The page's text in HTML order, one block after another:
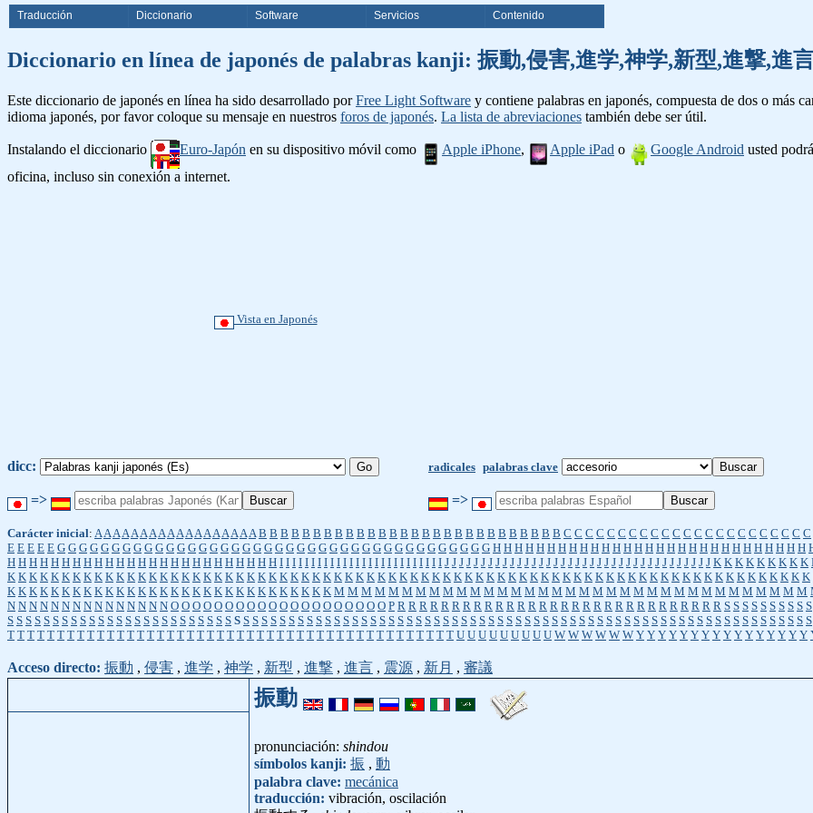
Traducción Diccionario Software Servicios Contenido
Diccionario en línea de japonés de palabras kanji: 振動,侵害,進学,神学,新型,進撃,進
Este diccionario de japonés en línea ha sido desarrollado porFree Light Software y contiene palabras en japonés, compuesta de dos o más
idioma japonés, por favor coloque su mensaje en nuestros foros de japonés. La lista de abreviaciones también debe ser útil.
Instalando el diccionario Euro-Japón en su dispositivo móvil como Apple iPhone, Apple iPad o Google Android usted
oficina, incluso sin conexión a internet.
Vista en Japonés
dicc: radicales palabras clave
=> =>
Carácter inicial: A A A A A A A A A A A A A A A A A A B B B B B B B B B B B B B B B B B B B B B B B B B B B B C C C C C C C C C C C C C C C C C C C C C C C
E E E E E G G G G G G G G G G G G G G G G G G G G G G G G G G G G G G G G G G G G G G G G H H H H H H H H H H H H H H H H H H H H H H H H H H H H H
H H H H H H H H H H H H H H H H H H H H H H H H H I I I I I I I I I I I I I I I I I I I I I I I I I I J J J J J J J J J J J J J J J J J J J J J J J J J J J J J J J J J J J J J K K K K K K K K K
K K K K K K K K K K K K K K K K K K K K K K K K K K K K K K K K K K K K K K K K K K K K K K K K K K K K K K K K K K K K K K K K K K K K K K K K K K
K K K K K K K K K K K K K K K K K K K K K K K K K K K K K K M M M M M M M M M M M M M M M M M M M M M M M M M M M M M M M M M M M
N N N N N N N N N N N N N N N O O O O O O O O O O O O O O O O O O O O P R R R R R R R R R R R R R R R R R R R R R R R R R R R R R R S S S S S S S S S S
S S S S S S S S S S S S S S S S S S S S S S S S S S S S S S S S S S S S S S S S S S S S S S S S S S S S S S S S S S S S S S S S S S S S S S S S S S S S S S S S S S S S S S S S S
T T T T T T T T T T T T T T T T T T T T T T T T T T T T T T T T T T T T T T T T T T T T T U U U U U U U U U W W W W W W Y Y Y Y Y Y Y Y Y Y Y Y Y Y Y Y
Acceso directo: 振動 , 侵害 , 進学 , 神学 , 新型 , 進撃 , 進言 , 震源 , 新月 , 審議
振動
pronunciación: shindou
símbolos kanji: 振 , 動
palabra clave: mecánica
traducción: vibración, oscilación